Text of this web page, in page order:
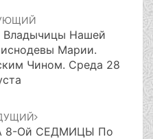
Владычицы Нашей
Марии.
Чином. Среда 28
8-Ой СЕДМИЦЫ По